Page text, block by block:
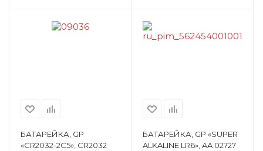
БАТАРЕЙКА, GP
«CR2032-2C5», CR2032
БАТАРЕЙКА, GP «SUPER
ALKALINE LR6», AA 02727